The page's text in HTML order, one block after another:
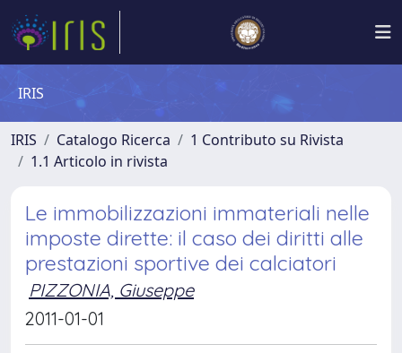
IRIS
IRIS Catalogo Ricerca
1 Contributo su Rivista
1.1 Articolo in rivista
Le immobilizzazioni immateriali nelle
imposte dirette: il caso dei diritti alle
prestazioni sportive dei calciatori
PIZZONIA, Giuseppe
2011-01-01